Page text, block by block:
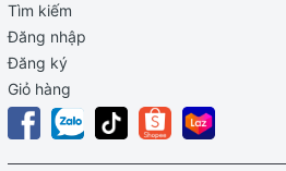
Tìm kiếm
Đăng nhập
Đăng ký
Giỏ hàng